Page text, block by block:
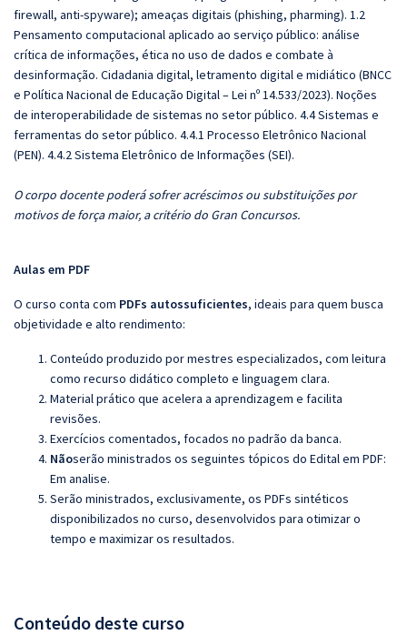
firewall, anti-spyware); ameaças digitais (phishing, pharming). 1.2
Pensamento computacional aplicado ao serviço público: análise
crítica de informações, ética no uso de dados e combate à
desinformação. Cidadania digital, letramento digital e midiático (BNCC
e Política Nacional de Educação Digital – Lei nº 14.533/2023). Noções
de interoperabilidade de sistemas no setor público. 4.4 Sistemas e
ferramentas do setor público. 4.4.1 Processo Eletrônico Nacional
(PEN). 4.4.2 Sistema Eletrônico de Informações (SEI).
O corpo docente poderá sofrer acréscimos ou substituições por
motivos de força maior, a critério do Gran Concursos.
Aulas em PDF
O curso conta com PDFs autossuficientes, ideais para quem busca
objetividade e alto rendimento:
Conteúdo produzido por mestres especializados, com leitura
como recurso didático completo e linguagem clara.
Material prático que acelera a aprendizagem e facilita
revisões.
Exercícios comentados, focados no padrão da banca.
Nãoserão ministrados os seguintes tópicos do Edital em PDF:
Em analise.
Serão ministrados, exclusivamente, os PDFs sintéticos
disponibilizados no curso, desenvolvidos para otimizar o
tempo e maximizar os resultados.
Conteúdo deste curso